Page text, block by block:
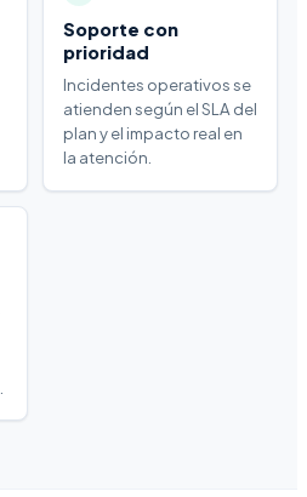
Soporte con
prioridad
Incidentes operativos se
atienden según el SLA del
plan y el impacto real en
la atención.